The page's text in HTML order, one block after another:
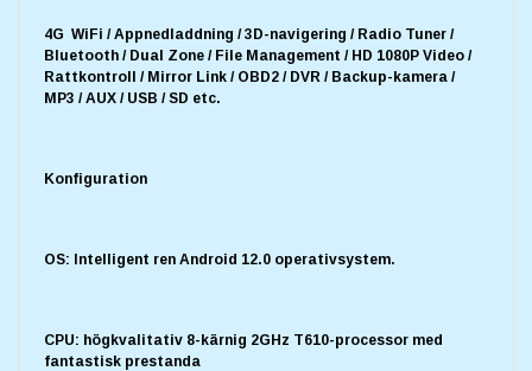
4G WiFi / Appnedladdning / 3D-navigering / Radio Tuner /
Bluetooth / Dual Zone / File Management / HD 1080P Video /
Rattkontroll / Mirror Link / OBD2 / DVR / Backup-kamera /
MP3 / AUX / USB / SD etc.
Konfiguration
OS: Intelligent ren Android 12.0 operativsystem.
CPU: högkvalitativ 8-kärnig 2GHz T610-processor med
fantastisk prestanda